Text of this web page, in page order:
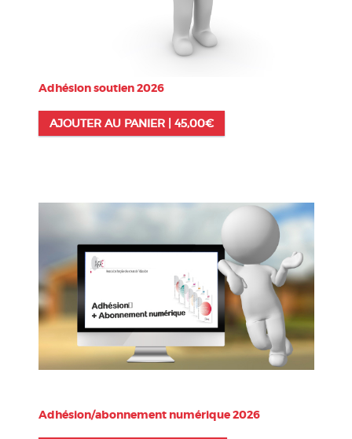
Adhésion soutien 2026
AJOUTER AU PANIER | 45,00€
Adhésion/abonnement numérique 2026